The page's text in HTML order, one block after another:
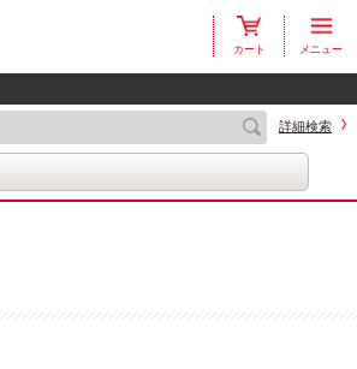
カート メニュー
詳細検索